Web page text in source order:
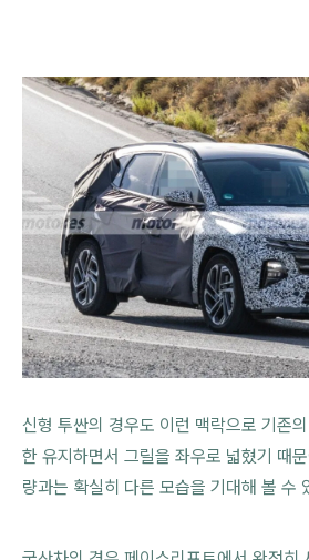
신형 투싼의 경우도 이런 맥락으로 기존
한 유지하면서 그릴을 좌우로 넓혔기 때
량과는 확실히 다른 모습을 기대해 볼 수